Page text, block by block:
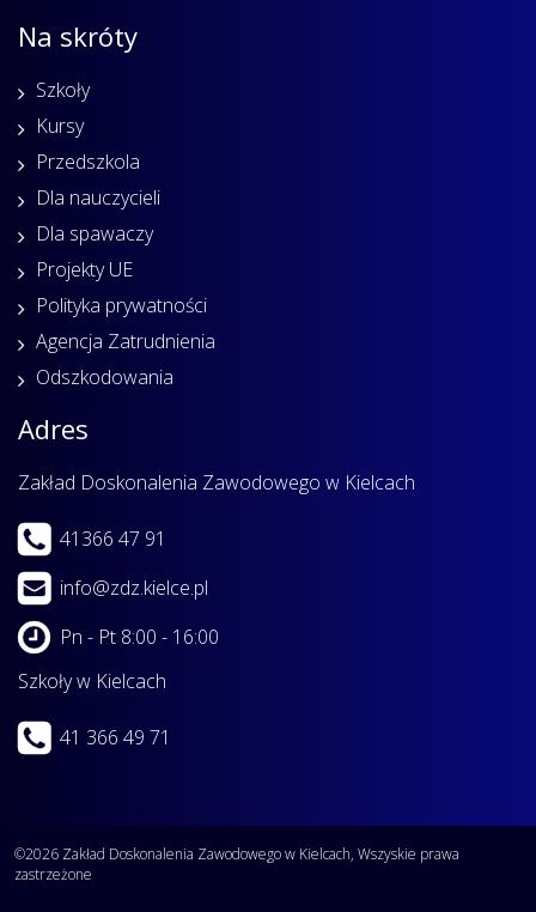
Na skróty
Szkoły
Kursy
Przedszkola
Dla nauczycieli
Dla spawaczy
Projekty UE
Polityka prywatności
Agencja Zatrudnienia
Odszkodowania
Adres
Zakład Doskonalenia Zawodowego w Kielcach
41366 47 91
info@zdz.kielce.pl
Pn - Pt 8:00 - 16:00
Szkoły w Kielcach
41 366 49 71
©2026 Zakład Doskonalenia Zawodowego w Kielcach, Wszyskie prawa
zastrzeżone